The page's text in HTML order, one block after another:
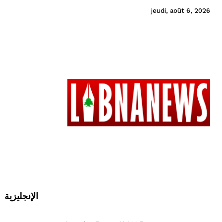
jeudi, août 6, 2026
الإنجليزية